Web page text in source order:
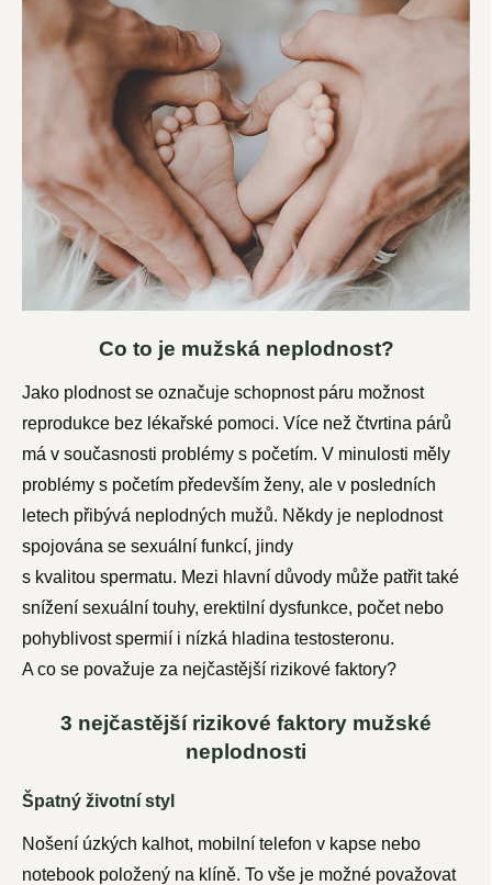
Co to je mužská neplodnost?
Jako plodnost se označuje schopnost páru možnost
reprodukce bez lékařské pomoci. Více než čtvrtina párů
má v současnosti problémy s početím. V minulosti měly
problémy s početím především ženy, ale v posledních
letech přibývá neplodných mužů. Někdy je neplodnost
spojována se sexuální funkcí, jindy
s kvalitou spermatu. Mezi hlavní důvody může patřit také
snížení sexuální touhy, erektilní dysfunkce, počet nebo
pohyblivost spermií i nízká hladina testosteronu.
A co se považuje za nejčastější rizikové faktory?
3 nejčastější rizikové faktory mužské
neplodnosti
Špatný životní styl
Nošení úzkých kalhot, mobilní telefon v kapse nebo
notebook položený na klíně. To vše je možné považovat